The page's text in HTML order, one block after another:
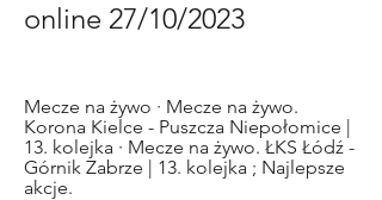
online 27/10/2023
Mecze na żywo · Mecze na żywo.
Korona Kielce - Puszcza Niepołomice |
13. kolejka · Mecze na żywo. ŁKS Łódź -
Górnik Zabrze | 13. kolejka ; Najlepsze
akcje.